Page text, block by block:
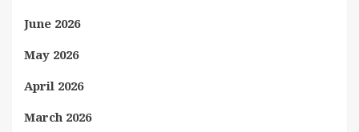
June 2026
May 2026
April 2026
March 2026